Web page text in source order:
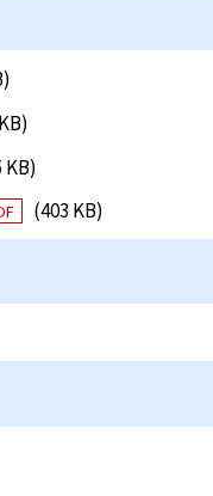
KB)
(403 KB)